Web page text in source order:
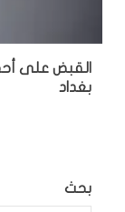
القبض على
بغداد
بحث